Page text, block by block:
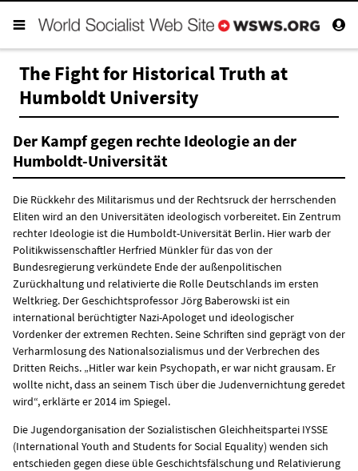
The Fight for Historical Truth at
Humboldt University
Der Kampf gegen rechte Ideologie an der
Humboldt-Universität
Die Rückkehr des Militarismus und der Rechtsruck der herrschenden
Eliten wird an den Universitäten ideologisch vorbereitet. Ein Zentrum
rechter Ideologie ist die Humboldt-Universität Berlin. Hier warb der
Politikwissenschaftler Herfried Münkler für das von der
Bundesregierung verkündete Ende der außenpolitischen
Zurückhaltung und relativierte die Rolle Deutschlands im ersten
Weltkrieg. Der Geschichtsprofessor Jörg Baberowski ist ein
international berüchtigter Nazi-Apologet und ideologischer
Vordenker der extremen Rechten. Seine Schriften sind geprägt von der
Verharmlosung des Nationalsozialismus und der Verbrechen des
Dritten Reichs. „Hitler war kein Psychopath, er war nicht grausam. Er
wollte nicht, dass an seinem Tisch über die Judenvernichtung geredet
wird“, erklärte er 2014 im Spiegel.
Die Jugendorganisation der Sozialistischen Gleichheitspartei IYSSE
(International Youth and Students for Social Equality) wenden sich
entschieden gegen diese üble Geschichtsfälschung und Relativierung